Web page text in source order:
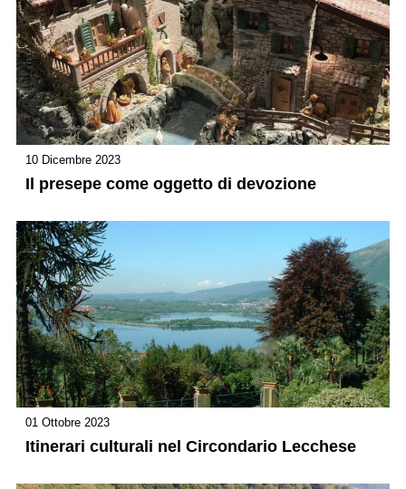
10 Dicembre 2023
Il presepe come oggetto di devozione
01 Ottobre 2023
Itinerari culturali nel Circondario Lecchese